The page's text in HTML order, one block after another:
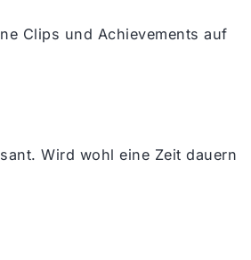
Clips und Achievements auf
Wird wohl eine Zeit dauern